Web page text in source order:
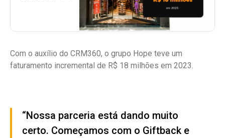
Com o auxílio do CRM360, o grupo Hope teve um
faturamento incremental de R$ 18 milhões em 2023.
“Nossa parceria está dando muito
certo. Começamos com o Giftback e